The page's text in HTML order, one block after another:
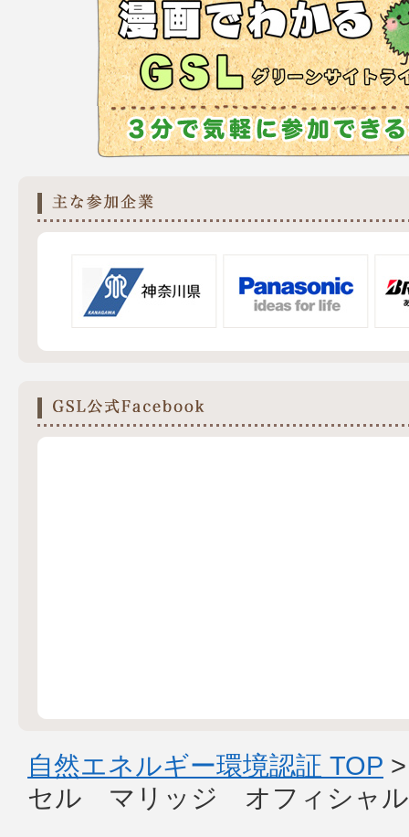
自然エネルギー環境認証 TOP
セル マリッジ オフィシャル